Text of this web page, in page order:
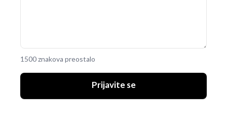
1500 znakova preostalo
Prijavite se